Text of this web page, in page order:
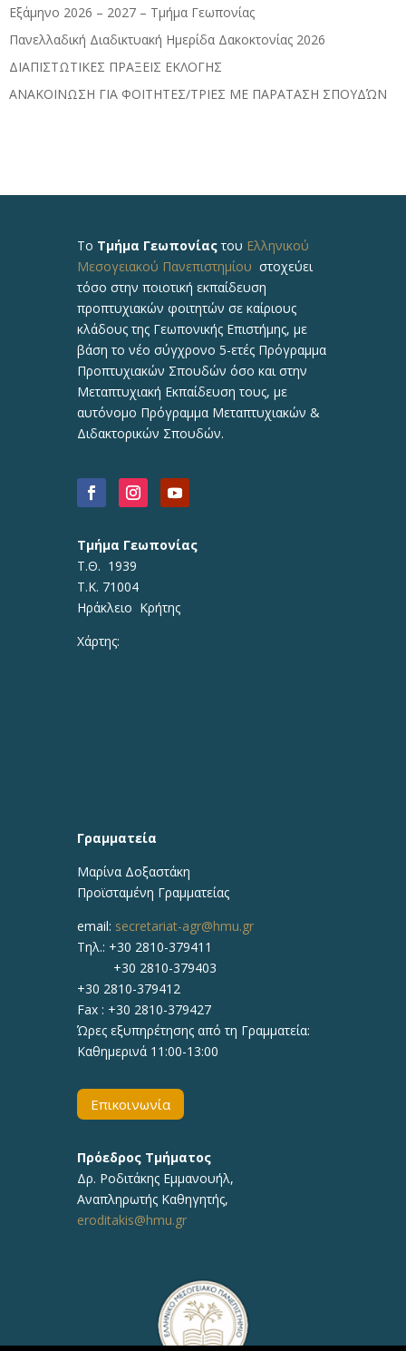
Εξάμηνο 2026 – 2027 – Τμήμα Γεωπονίας
Πανελλαδική Διαδικτυακή Ημερίδα Δακοκτονίας 2026
ΔΙΑΠΙΣΤΩΤΙΚΕΣ ΠΡΑΞΕΙΣ ΕΚΛΟΓΗΣ
ΑΝΑΚΟΙΝΩΣΗ ΓΙΑ ΦΟΙΤΗΤΕΣ/ΤΡΙΕΣ ΜΕ ΠΑΡΑΤΑΣΗ ΣΠΟΥΔΏΝ
Το Τμήμα Γεωπονίαςτου Ελληνικού
Μεσογειακού Πανεπιστημίου στοχεύει
τόσο στην ποιοτική εκπαίδευση
προπτυχιακών φοιτητών σε καίριους
κλάδους της Γεωπονικής Επιστήμης, με
βάση το νέο σύγχρονο 5-ετές Πρόγραμμα
Προπτυχιακών Σπουδών όσο και στην
Μεταπτυχιακή Εκπαίδευση τους, με
αυτόνομο Πρόγραμμα Μεταπτυχιακών &
Διδακτορικών Σπουδών.
Τμήμα Γεωπονίας
Τ.Θ. 1939
Τ.Κ. 71004
Ηράκλειο Κρήτης
Χάρτης:
Γραμματεία
Μαρίνα Δοξαστάκη
Προϊσταμένη Γραμματείας
email: secretariat-agr@hmu.gr
Τηλ.: +30 2810-379411
+30 2810-379403
+30 2810-379412
Fax : +30 2810-379427
Ώρες εξυπηρέτησης από τη Γραμματεία:
Καθημερινά 11:00-13:00
Επικοινωνία
Πρόεδρος Τμήματος
Δρ. Ροδιτάκης Εμμανουήλ,
Αναπληρωτής Καθηγητής,
eroditakis@hmu.gr